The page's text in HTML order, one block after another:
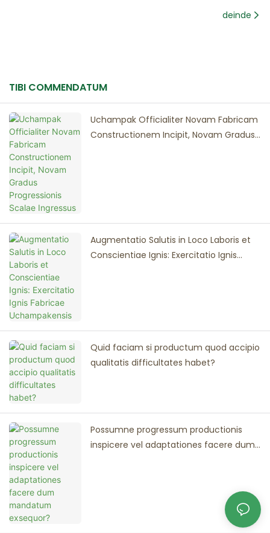
deinde
TIBI COMMENDATUM
Uchampak Officialiter Novam Fabricam
Constructionem Incipit, Novam Gradus
Augmentatio Salutis in Loco Laboris et
Conscientiae Ignis: Exercitatio Ignis
Quid faciam si productum quod accipio
qualitatis difficultates habet?
Possumne progressum productionis
inspicere vel adaptationes facere dum